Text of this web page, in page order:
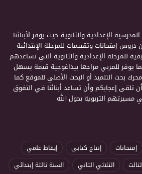
الإعدادية والثانوية حيث يوفر لأبنائنا
دروس إمتحانات وتقييمات للمرحلة الإبتدائية
للمرحلة الإعدادية والثانوية التي تساعدهم
يوفر للمربي مراجعا بيداغوجية قيمة يسهل
بحث التلميذ أو البحث الأصلي للموقع كما
تلقى إعجابكم وأن تساعد أبنائنا في التفوق
مسيرتهم التربوية بحول الله
إمتحانات إنتاج كتابي
إيقاظ علمي
الثلاثي الثاني السنة ثالثة إبتدائي